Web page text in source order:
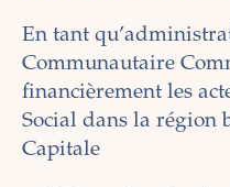
En tant
Communautaire
financièrement les
Social dans la région
Capitale